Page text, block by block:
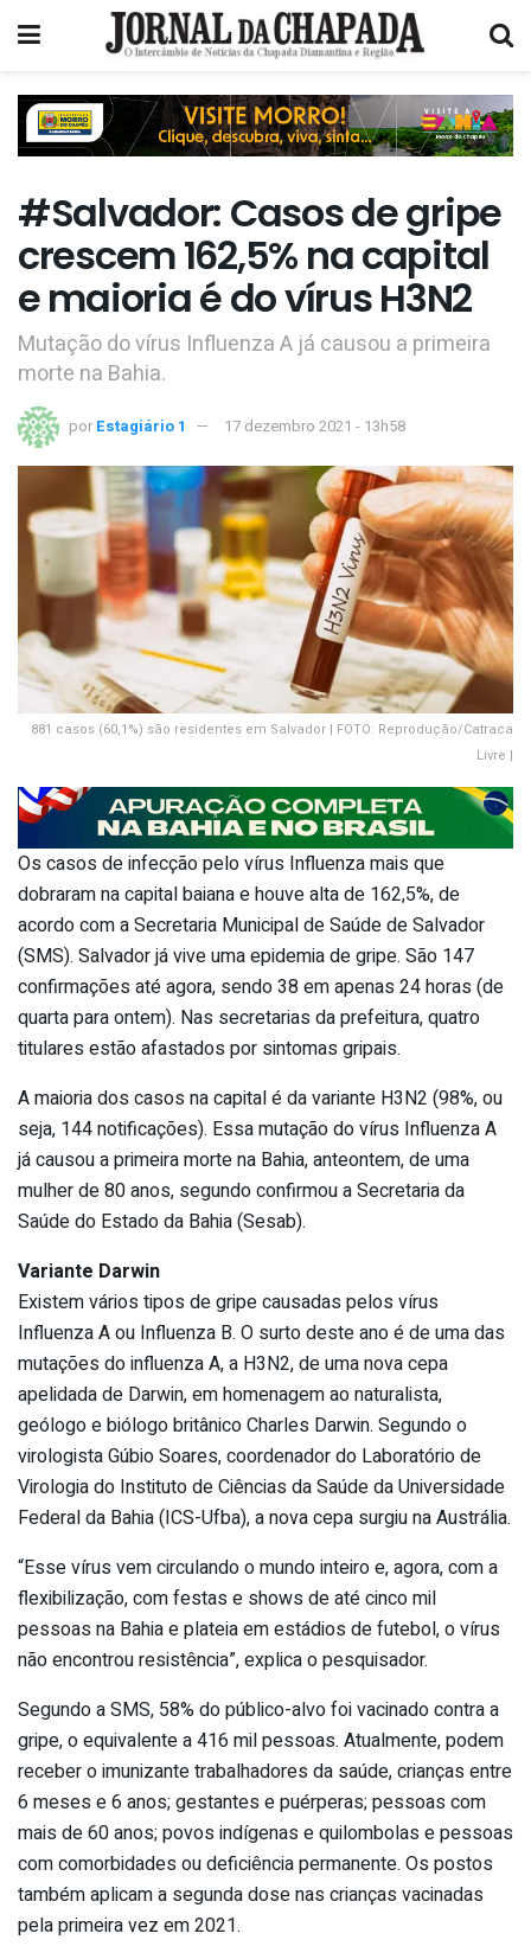
#Salvador: Casos de gripe
crescem 162,5% na capital
e maioria é do vírus H3N2
Mutação do vírus Influenza A já causou a primeira
morte na Bahia.
por Estagiário 1 17 dezembro 2021 - 13h58
881 casos (60,1%) são residentes em Salvador | FOTO: Reprodução/Catraca
Livre |
Os casos de infecção pelo vírus Influenza mais que
dobraram na capital baiana e houve alta de 162,5%, de
acordo com a Secretaria Municipal de Saúde de Salvador
(SMS). Salvador já vive uma epidemia de gripe. São 147
confirmações até agora, sendo 38 em apenas 24 horas (de
quarta para ontem). Nas secretarias da prefeitura, quatro
titulares estão afastados por sintomas gripais.
A maioria dos casos na capital é da variante H3N2 (98%, ou
seja, 144 notificações). Essa mutação do vírus Influenza A
já causou a primeira morte na Bahia, anteontem, de uma
mulher de 80 anos, segundo confirmou a Secretaria da
Saúde do Estado da Bahia (Sesab).
Variante Darwin
Existem vários tipos de gripe causadas pelos vírus
Influenza A ou Influenza B. O surto deste ano é de uma das
mutações do influenza A, a H3N2, de uma nova cepa
apelidada de Darwin, em homenagem ao naturalista,
geólogo e biólogo britânico Charles Darwin. Segundo o
virologista Gúbio Soares, coordenador do Laboratório de
Virologia do Instituto de Ciências da Saúde da Universidade
Federal da Bahia (ICS-Ufba), a nova cepa surgiu na Austrália.
“Esse vírus vem circulando o mundo inteiro e, agora, com a
flexibilização, com festas e shows de até cinco mil
pessoas na Bahia e plateia em estádios de futebol, o vírus
não encontrou resistência”, explica o pesquisador.
Segundo a SMS, 58% do público-alvo foi vacinado contra a
gripe, o equivalente a 416 mil pessoas. Atualmente, podem
receber o imunizante trabalhadores da saúde, crianças entre
6 meses e 6 anos; gestantes e puérperas; pessoas com
mais de 60 anos; povos indígenas e quilombolas e pessoas
com comorbidades ou deficiência permanente. Os postos
também aplicam a segunda dose nas crianças vacinadas
pela primeira vez em 2021.